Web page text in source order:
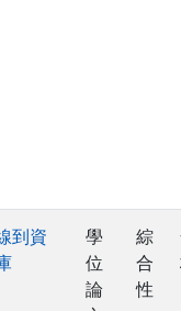
到資
學
位
論
綜
合
性